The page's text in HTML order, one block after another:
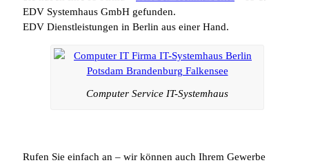
EDV Systemhaus GmbH gefunden.
EDV Dienstleistungen in Berlin aus einer Hand.
Computer Service IT-Systemhaus
Rufen Sie einfach an – wir können auch Ihrem Gewerbe